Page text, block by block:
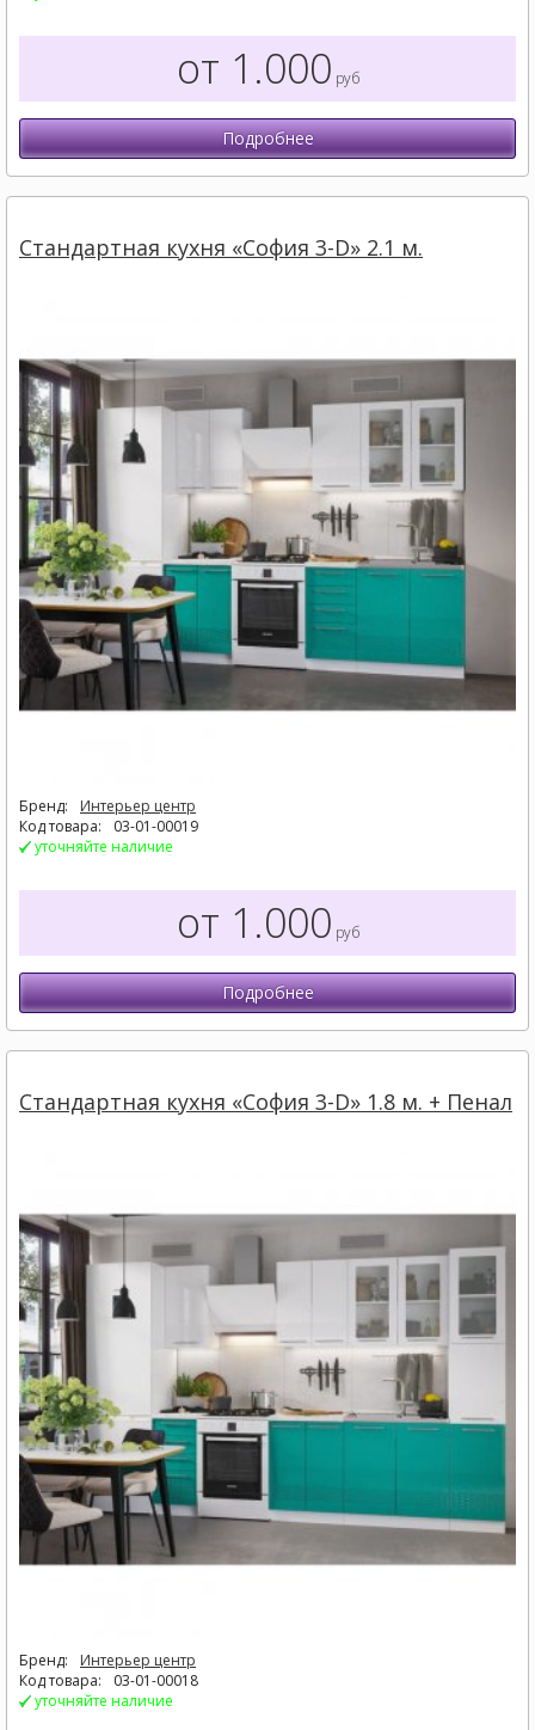
от 1.000 руб
Подробнее
Стандартная кухня «София 3-D» 2.1 м.
Бренд:
Интерьер центр
Код товара:
03-01-00019
уточняйте наличие
от 1.000 руб
Подробнее
Стандартная кухня «София 3-D» 1.8 м. + Пенал
Бренд:
Интерьер центр
Код товара:
03-01-00018
уточняйте наличие